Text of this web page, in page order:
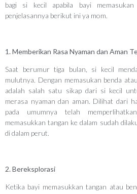
bagi si kecil apabila bayi
penjelasannya berikut ini ya mom.
1. Memberikan Rasa Nyaman dan Aman
Saat berumur tiga bulan, si kecil
mulutnya. Dengan memasukan benda
adalah salah satu sikap dari si kecil
merasa nyaman dan aman. Dilihat dari
pada umumnya telah
memasukkan tangan ke dalam sudah
di dalam perut.
2. Bereksplorasi
Ketika bayi memasukkan tangan atau